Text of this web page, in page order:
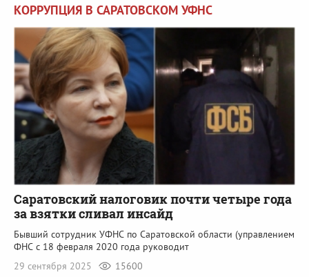
КОРРУПЦИЯ В САРАТОВСКОМ УФНС
Саратовский налоговик почти четыре года
за взятки сливал инсайд
Бывший сотрудник УФНС по Саратовской области (управлением
ФНС с 18 февраля 2020 года руководит
29 сентября 2025
15600